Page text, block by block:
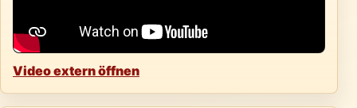
Video extern öffnen